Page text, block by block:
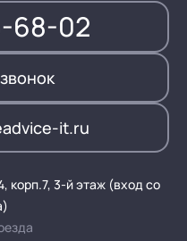
68-02
it.ru
корп.7, 3-й этаж (вход со